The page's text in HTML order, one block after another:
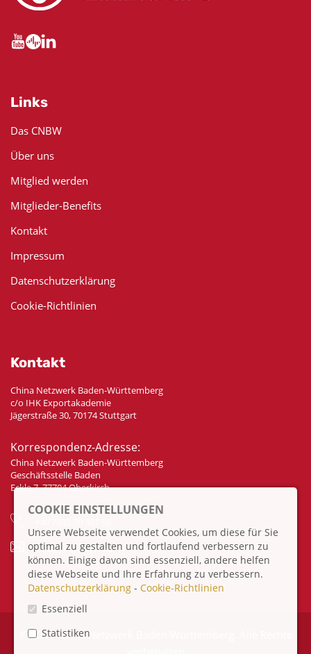
Links
Das CNBW
Über uns
Mitglied werden
Mitglieder-Benefits
Kontakt
Impressum
Datenschutzerklärung
Cookie-Richtlinien
Kontakt
China Netzwerk Baden-Württemberg
c/o IHK Exportakademie
Jägerstraße 30, 70174 Stuttgart
Korrespondenz-Adresse:
China Netzwerk Baden-Württemberg
Geschäftsstelle Baden
Eckle 7, 77704 Oberkirch
info@china-bw.net
© 2026 China Netzwerk Baden-Württemberg. Alle Rechte
COOKIE EINSTELLUNGEN
Unsere Webseite verwendet Cookies, um diese für Sie
optimal zu gestalten und fortlaufend verbessern zu
können. Einige davon sind essenziell, andere helfen
diese Webseite und Ihre Erfahrung zu verbessern.
Datenschutzerklärung - Cookie-Richtlinien
Essenziell
Statistiken